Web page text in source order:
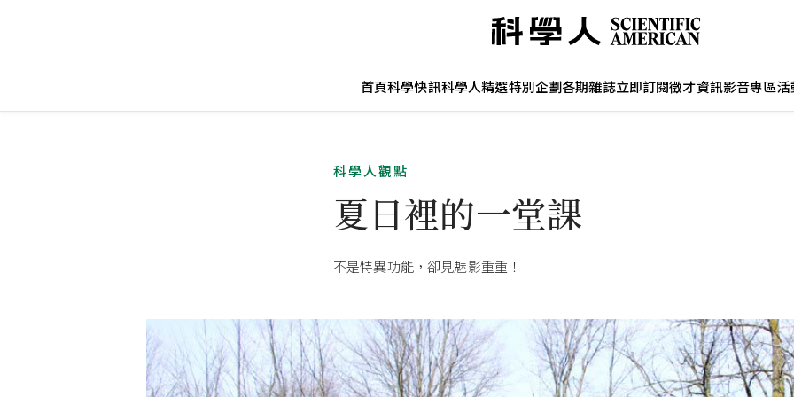
首頁科學快訊科學人精選特別企劃各期雜誌立即訂閱徵才資訊影音專區活
科學人觀點
夏日裡的一堂課
不是特異功能，卻見魅影重重！